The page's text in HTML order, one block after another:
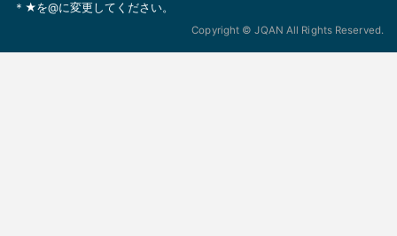
＊★を@に変更してください。
Copyright © JQAN All Rights Reserved.